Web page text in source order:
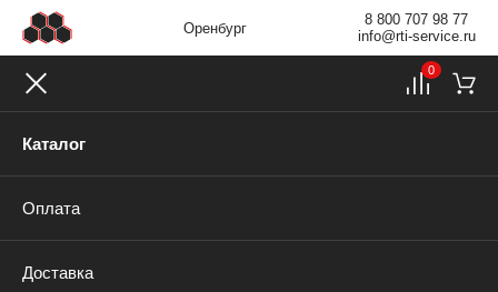
Оренбург
8 800 707 98 77
info@rti-service.ru
Каталог
Оплата
Доставка
0